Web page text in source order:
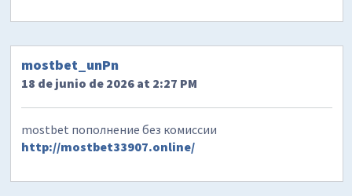
mostbet_unPn
18 de junio de 2026 at 2:27 PM
mostbet пополнение без комиссии
http://mostbet33907.online/